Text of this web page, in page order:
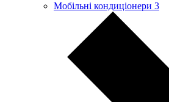
Мобільні кондиціонери 3